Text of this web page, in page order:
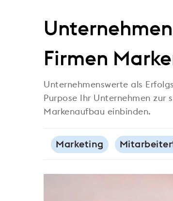
Firmen
Unternehmenswerte als
Purpose Ihr Unternehmen zur
Markenaufbau einbinden.
Marketing